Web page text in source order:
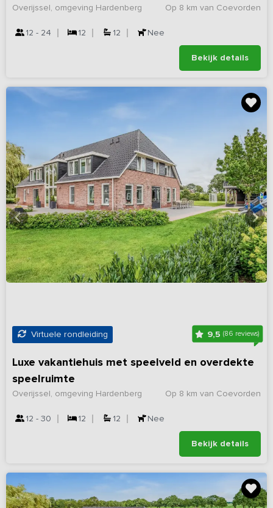
Op 8 km van Coevorden
Overijssel, omgeving Hardenberg
12 - 24 12 12 Nee
Bekijk details
Virtuele rondleiding 9,5 (86 reviews)
Luxe vakantiehuis met speelveld en overdekte
speelruimte
Op 8 km van Coevorden
Overijssel, omgeving Hardenberg
12 - 30 12 12 Nee
Bekijk details